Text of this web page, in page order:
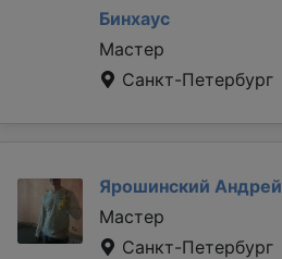
Бинхаус
Мастер
Санкт-Петербург
Ярошинский Андрей
Мастер
Санкт-Петербург